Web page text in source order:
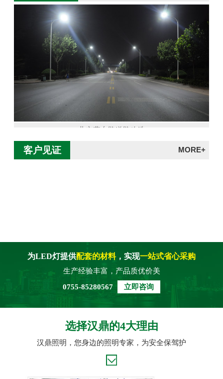
北京燕东路道路改造
客户见证 MORE+
为LED灯提供配套的材料，实现一站式省心采购
生产经验丰富，产品质优价美
0755-85280567
立即咨询
选择汉鼎的4大理由
汉鼎照明，您身边的照明专家，为安全保驾护